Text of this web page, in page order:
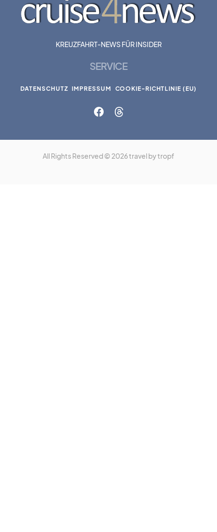
KREUZFAHRT-NEWS FÜR INSIDER
SERVICE
DATENSCHUTZ IMPRESSUM COOKIE-RICHTLINIE (EU)
All Rights Reserved © 2026 travel by tropf